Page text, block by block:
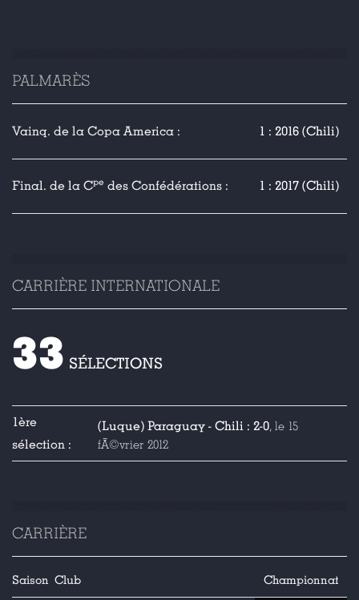
PALMARÈS
Vainq. de la Copa America : 1 : 2016 (Chili)
Final. de la Cpe des Confédérations : 1 : 2017 (Chili)
CARRIÈRE INTERNATIONALE
33 SÉLECTIONS
1ère
sélection :
(Luque) Paraguay - Chili : 2-0, le 15
fÃ©vrier 2012
CARRIÈRE
Saison Club Championnat